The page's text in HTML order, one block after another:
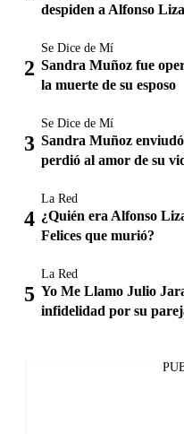
despiden a Alfonso
Se Dice de Mí
Sandra Muñoz fue
la muerte de su esposo
Se Dice de Mí
Sandra Muñoz
perdió al amor de su
La Red
¿Quién era Alfonso
Felices que murió?
La Red
Yo Me Llamo Julio
infidelidad por su